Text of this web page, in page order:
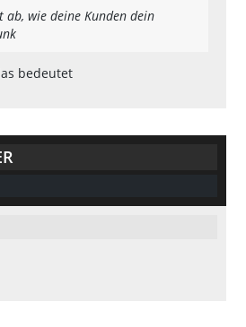
wie deine Kunden dein
bedeutet